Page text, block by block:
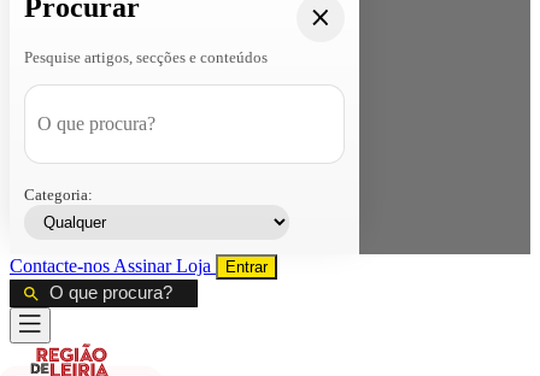
Procurar
Pesquise artigos, secções e conteúdos
Categoria:
Contacte-nos AssinarLoja Entrar